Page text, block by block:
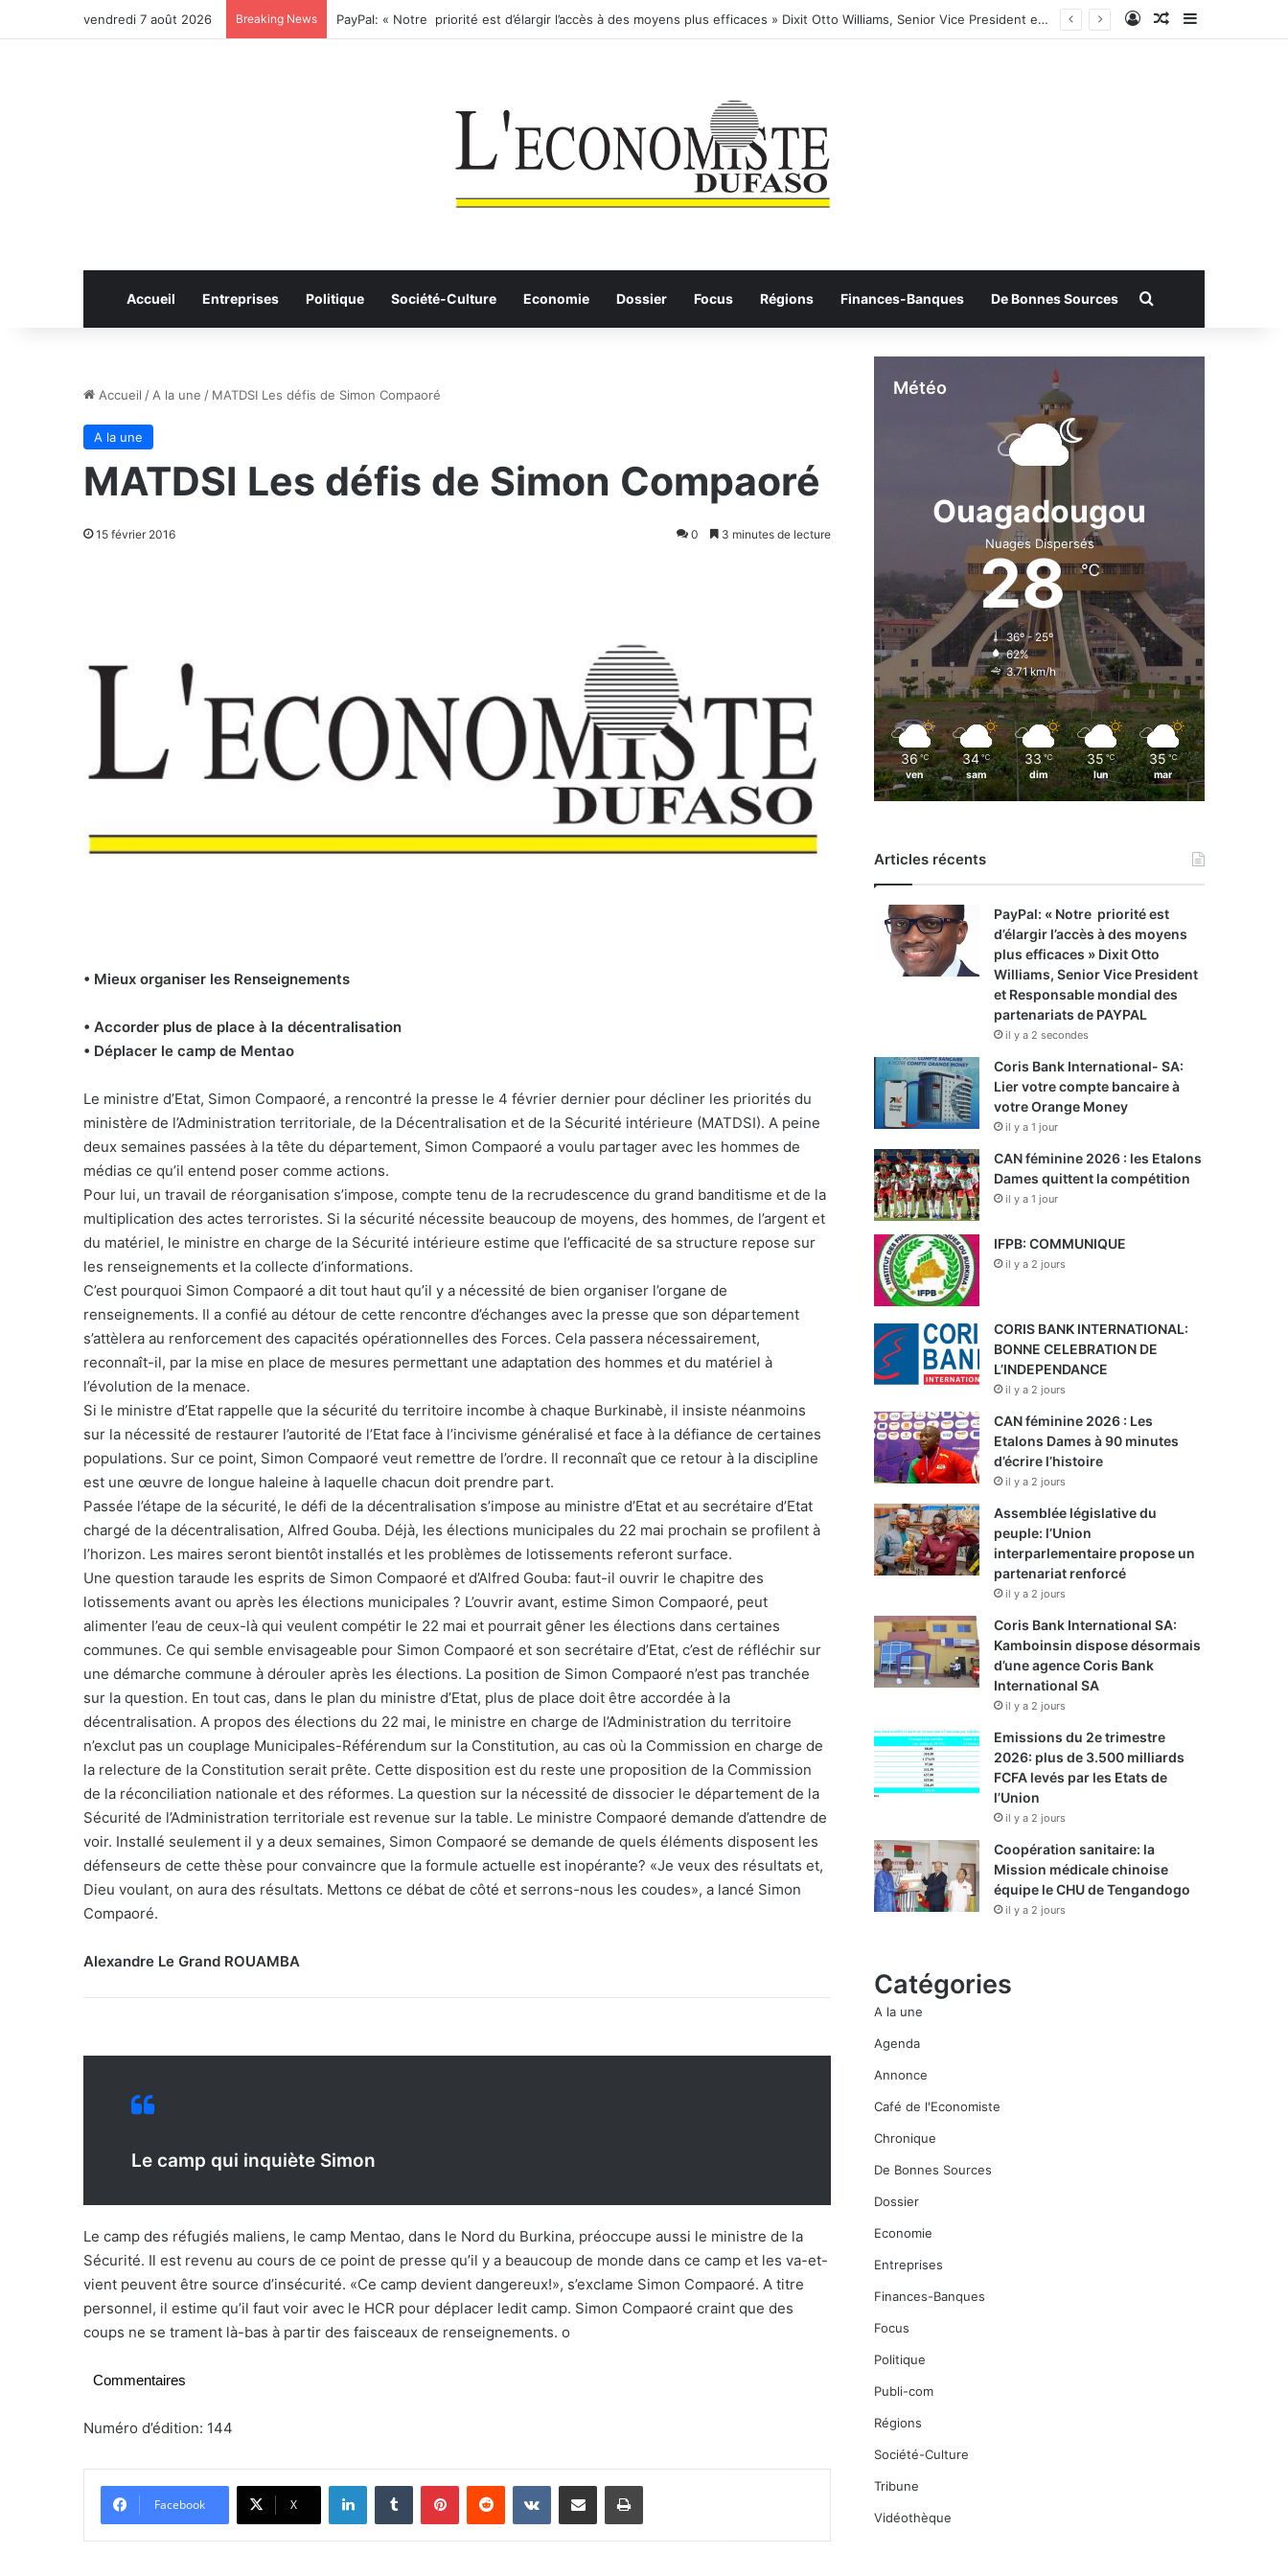
vendredi 7 août 2026 Breaking News Coris Bank International- SA: Lier votre compte bancaire à votre Orange Money ConnexionArticle Aléatoire
Accueil Entreprises Politique Société-Culture Economie Dossier Focus Régions Finances-Banques De Bonnes Sources Rechercher
Accueil / A la une / MATDSI Les défis de Simon Compaoré
A la une
MATDSI Les défis de Simon Compaoré
15 février 2016 0 3 minutes de lecture
• Mieux organiser les Renseignements
• Accorder plus de place à la décentralisation
• Déplacer le camp de Mentao
Le ministre d’Etat, Simon Compaoré, a rencontré la presse le 4 février dernier pour décliner les priorités du
ministère de l’Administration territoriale, de la Décentralisation et de la Sécurité intérieure (MATDSI). A peine
deux semaines passées à la tête du département, Simon Compaoré a voulu partager avec les hommes de
médias ce qu’il entend poser comme actions.
Pour lui, un travail de réorganisation s’impose, compte tenu de la recrudescence du grand banditisme et de la
multiplication des actes terroristes. Si la sécurité nécessite beaucoup de moyens, des hommes, de l’argent et
du matériel, le ministre en charge de la Sécurité intérieure estime que l’efficacité de sa structure repose sur
les renseignements et la collecte d’informations.
C’est pourquoi Simon Compaoré a dit tout haut qu’il y a nécessité de bien organiser l’organe de
renseignements. Il a confié au détour de cette rencontre d’échanges avec la presse que son département
s’attèlera au renforcement des capacités opérationnelles des Forces. Cela passera nécessairement,
reconnaît-il, par la mise en place de mesures permettant une adaptation des hommes et du matériel à
l’évolution de la menace.
Si le ministre d’Etat rappelle que la sécurité du territoire incombe à chaque Burkinabè, il insiste néanmoins
sur la nécessité de restaurer l’autorité de l’Etat face à l’incivisme généralisé et face à la défiance de certaines
populations. Sur ce point, Simon Compaoré veut remettre de l’ordre. Il reconnaît que ce retour à la discipline
est une œuvre de longue haleine à laquelle chacun doit prendre part.
Passée l’étape de la sécurité, le défi de la décentralisation s’impose au ministre d’Etat et au secrétaire d’Etat
chargé de la décentralisation, Alfred Gouba. Déjà, les élections municipales du 22 mai prochain se profilent à
l’horizon. Les maires seront bientôt installés et les problèmes de lotissements referont surface.
Une question taraude les esprits de Simon Compaoré et d’Alfred Gouba: faut-il ouvrir le chapitre des
lotissements avant ou après les élections municipales ? L’ouvrir avant, estime Simon Compaoré, peut
alimenter l’eau de ceux-là qui veulent compétir le 22 mai et pourrait gêner les élections dans certaines
communes. Ce qui semble envisageable pour Simon Compaoré et son secrétaire d’Etat, c’est de réfléchir sur
une démarche commune à dérouler après les élections. La position de Simon Compaoré n’est pas tranchée
sur la question. En tout cas, dans le plan du ministre d’Etat, plus de place doit être accordée à la
décentralisation. A propos des élections du 22 mai, le ministre en charge de l’Administration du territoire
n’exclut pas un couplage Municipales-Référendum sur la Constitution, au cas où la Commission en charge de
la relecture de la Constitution serait prête. Cette disposition est du reste une proposition de la Commission
de la réconciliation nationale et des réformes. La question sur la nécessité de dissocier le département de la
Sécurité de l’Administration territoriale est revenue sur la table. Le ministre Compaoré demande d’attendre de
voir. Installé seulement il y a deux semaines, Simon Compaoré se demande de quels éléments disposent les
défenseurs de cette thèse pour convaincre que la formule actuelle est inopérante? «Je veux des résultats et,
Dieu voulant, on aura des résultats. Mettons ce débat de côté et serrons-nous les coudes», a lancé Simon
Compaoré.
Alexandre Le Grand ROUAMBA
Le camp qui inquiète Simon
Le camp des réfugiés maliens, le camp Mentao, dans le Nord du Burkina, préoccupe aussi le ministre de la
Sécurité. Il est revenu au cours de ce point de presse qu’il y a beaucoup de monde dans ce camp et les va-et-
vient peuvent être source d’insécurité. «Ce camp devient dangereux!», s’exclame Simon Compaoré. A titre
personnel, il estime qu’il faut voir avec le HCR pour déplacer ledit camp. Simon Compaoré craint que des
coups ne se trament là-bas à partir des faisceaux de renseignements. o
Commentaires
Numéro d’édition: 144
Facebook X
Météo
Ouagadougou
Nuages Dispersés
28℃
36º - 25º
62%
3.71 km/h
36 ℃
ven
34 ℃
sam
33 ℃
dim
35 ℃
lun
35 ℃
mar
Articles récents
PayPal: « Notre priorité est
d’élargir l’accès à des moyens
plus efficaces » Dixit Otto
Williams, Senior Vice President
et Responsable mondial des
partenariats de PAYPAL
il y a 2 secondes
Coris Bank International- SA:
Lier votre compte bancaire à
votre Orange Money
il y a 1 jour
CAN féminine 2026 : les Etalons
Dames quittent la compétition
il y a 1 jour
IFPB: COMMUNIQUE
il y a 2 jours
CORIS BANK INTERNATIONAL:
BONNE CELEBRATION DE
L’INDEPENDANCE
il y a 2 jours
CAN féminine 2026 : Les
Etalons Dames à 90 minutes
d’écrire l’histoire
il y a 2 jours
Assemblée législative du
peuple: l’Union
interparlementaire propose un
partenariat renforcé
il y a 2 jours
Coris Bank International SA:
Kamboinsin dispose désormais
d’une agence Coris Bank
International SA
il y a 2 jours
Emissions du 2e trimestre
2026: plus de 3.500 milliards
FCFA levés par les Etats de
l’Union
il y a 2 jours
Coopération sanitaire: la
Mission médicale chinoise
équipe le CHU de Tengandogo
il y a 2 jours
Catégories
A la une
Agenda
Annonce
Café de l'Economiste
Chronique
De Bonnes Sources
Dossier
Economie
Entreprises
Finances-Banques
Focus
Politique
Publi-com
Régions
Société-Culture
Tribune
Vidéothèque